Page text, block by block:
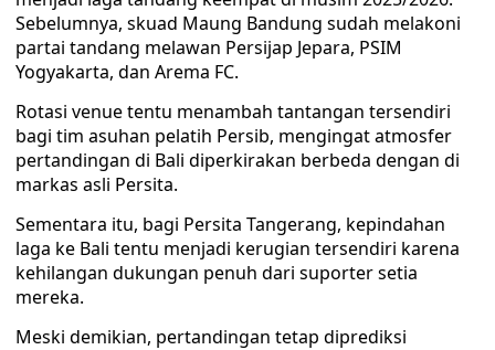
Sebelumnya, skuad Maung Bandung sudah melakoni
partai tandang melawan Persijap Jepara, PSIM
Yogyakarta, dan Arema FC.
Rotasi venue tentu menambah tantangan tersendiri
bagi tim asuhan pelatih Persib, mengingat atmosfer
pertandingan di Bali diperkirakan berbeda dengan di
markas asli Persita.
Sementara itu, bagi Persita Tangerang, kepindahan
laga ke Bali tentu menjadi kerugian tersendiri karena
kehilangan dukungan penuh dari suporter setia
mereka.
Meski demikian, pertandingan tetap diprediksi